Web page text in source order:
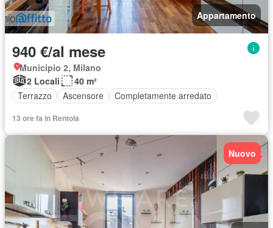
Appartamento
940 €/al mese
Municipio 2, Milano
2 Locali
40 m²
Terrazzo
Ascensore Completamente arredato
13 ore fa in Rentola
Nuovo